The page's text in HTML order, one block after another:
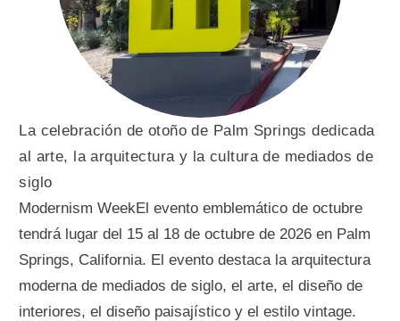
La celebración de otoño de Palm Springs dedicada
al arte, la arquitectura y la cultura de mediados de
siglo
Modernism WeekEl evento emblemático de octubre
tendrá lugar del 15 al 18 de octubre de 2026 en Palm
Springs, California. El evento destaca la arquitectura
moderna de mediados de siglo, el arte, el diseño de
interiores, el diseño paisajístico y el estilo vintage.